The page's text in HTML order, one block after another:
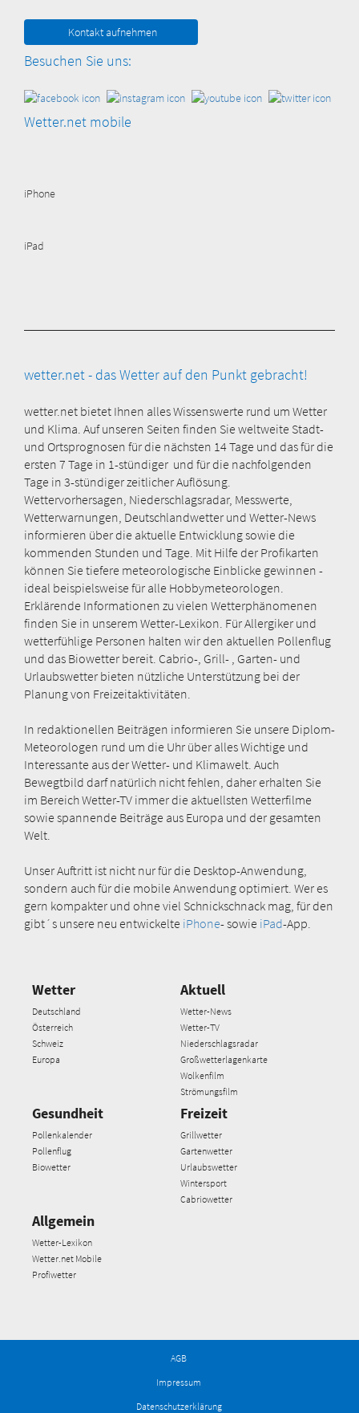
Kontakt aufnehmen
Besuchen Sie uns:
Wetter.net mobile
iPhone
iPad
wetter.net - das Wetter auf den Punkt gebracht!
wetter.net bietet Ihnen alles Wissenswerte rund um Wetter
und Klima. Auf unseren Seiten finden Sie weltweite Stadt-
und Ortsprognosen für die nächsten 14 Tage und das für die
ersten 7 Tage in 1-stündiger und für die nachfolgenden
Tage in 3-stündiger zeitlicher Auflösung.
Wettervorhersagen, Niederschlagsradar, Messwerte,
Wetterwarnungen, Deutschlandwetter und Wetter-News
informieren über die aktuelle Entwicklung sowie die
kommenden Stunden und Tage. Mit Hilfe der Profikarten
können Sie tiefere meteorologische Einblicke gewinnen -
ideal beispielsweise für alle Hobbymeteorologen.
Erklärende Informationen zu vielen Wetterphänomenen
finden Sie in unserem Wetter-Lexikon. Für Allergiker und
wetterfühlige Personen halten wir den aktuellen Pollenflug
und das Biowetter bereit. Cabrio-, Grill- , Garten- und
Urlaubswetter bieten nützliche Unterstützung bei der
Planung von Freizeitaktivitäten.
In redaktionellen Beiträgen informieren Sie unsere Diplom-
Meteorologen rund um die Uhr über alles Wichtige und
Interessante aus der Wetter- und Klimawelt. Auch
Bewegtbild darf natürlich nicht fehlen, daher erhalten Sie
im Bereich Wetter-TV immer die aktuellsten Wetterfilme
sowie spannende Beiträge aus Europa und der gesamten
Welt.
Unser Auftritt ist nicht nur für die Desktop-Anwendung,
sondern auch für die mobile Anwendung optimiert. Wer es
gern kompakter und ohne viel Schnickschnack mag, für den
gibt´s unsere neu entwickelte iPhone- sowie iPad-App.
Wetter
Deutschland
Österreich
Schweiz
Europa
Aktuell
Wetter-News
Wetter-TV
Niederschlagsradar
Großwetterlagenkarte
Wolkenfilm
Strömungsfilm
Gesundheit
Pollenkalender
Pollenflug
Biowetter
Freizeit
Grillwetter
Gartenwetter
Urlaubswetter
Wintersport
Cabriowetter
Allgemein
Wetter-Lexikon
Wetter.net Mobile
Profiwetter
AGB
Impressum
Datenschutzerklärung